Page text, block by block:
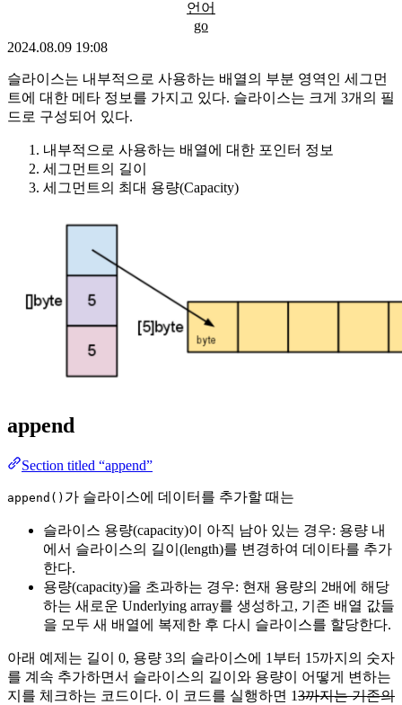
언어
go
2024.08.09 19:08
슬라이스는 내부적으로 사용하는 배열의 부분 영역인 세그먼
트에 대한 메타 정보를 가지고 있다. 슬라이스는 크게 3개의 필
드로 구성되어 있다.
내부적으로 사용하는 배열에 대한 포인터 정보
세그먼트의 길이
세그먼트의 최대 용량(Capacity)
append
Section titled “append”
append() 가 슬라이스에 데이터를 추가할 때는
슬라이스 용량(capacity)이 아직 남아 있는 경우: 용량 내
에서 슬라이스의 길이(length)를 변경하여 데이타를 추가
한다.
용량(capacity)을 초과하는 경우: 현재 용량의 2배에 해당
하는 새로운 Underlying array를 생성하고, 기존 배열 값들
을 모두 새 배열에 복제한 후 다시 슬라이스를 할당한다.
아래 예제는 길이 0, 용량 3의 슬라이스에 1부터 15까지의 숫자
를 계속 추가하면서 슬라이스의 길이와 용량이 어떻게 변하는
지를 체크하는 코드이다. 이 코드를 실행하면 13까지는 기존의